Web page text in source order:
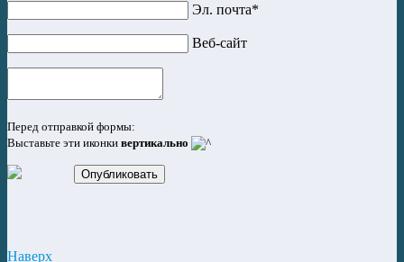
Эл. почта*
Веб-сайт
Перед отправкой формы:
Выставьте эти иконки вертикально
Опубликовать
Наверх